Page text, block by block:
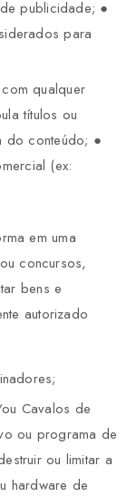
publicidade; ●
para
qualquer
títulos ou
do conteúdo; ●
(ex:
em uma
concursos,
bens e
autorizado
Cavalos de
ou programa de
ou limitar a
hardware de